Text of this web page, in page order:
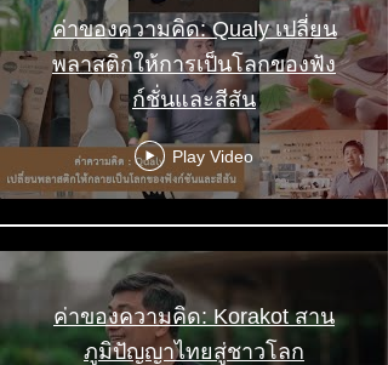
ค่าของความคิด: Qualy เปลี่ยน
พลาสติกให้การเป็นโลกของฟัง
ก์ชั่นและสีสัน
Play Video
ค่าของความคิด: Korakot สาน
ภูมิปัญญาไทยสู่ชาวโลก